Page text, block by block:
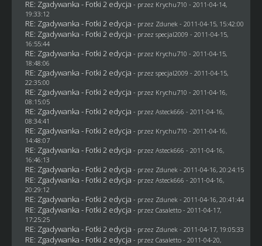
RE: Zgadywanka - Fotki 2 edycja - przez Krychu710 - 2011-04-14,
19:33:12
RE: Zgadywanka - Fotki 2 edycja - przez Zdunek- 2011-04-15, 15:42:00
RE: Zgadywanka - Fotki 2 edycja - przez specjal2009 - 2011-04-15,
16:55:44
RE: Zgadywanka - Fotki 2 edycja - przez Krychu710 - 2011-04-15,
18:48:06
RE: Zgadywanka - Fotki 2 edycja - przez specjal2009 - 2011-04-15,
22:35:00
RE: Zgadywanka - Fotki 2 edycja - przez Krychu710 - 2011-04-16,
08:15:05
RE: Zgadywanka - Fotki 2 edycja - przez Asteck666 - 2011-04-16,
08:34:41
RE: Zgadywanka - Fotki 2 edycja - przez Krychu710 - 2011-04-16,
14:48:07
RE: Zgadywanka - Fotki 2 edycja - przez Asteck666 - 2011-04-16,
16:46:13
RE: Zgadywanka - Fotki 2 edycja - przez Zdunek- 2011-04-16, 20:24:15
RE: Zgadywanka - Fotki 2 edycja - przez Asteck666 - 2011-04-16,
20:29:12
RE: Zgadywanka - Fotki 2 edycja - przez Zdunek- 2011-04-16, 20:41:44
RE: Zgadywanka - Fotki 2 edycja - przez Casaletto- 2011-04-17,
17:25:25
RE: Zgadywanka - Fotki 2 edycja - przez Zdunek- 2011-04-17, 19:05:33
RE: Zgadywanka - Fotki 2 edycja - przez Casaletto- 2011-04-20,